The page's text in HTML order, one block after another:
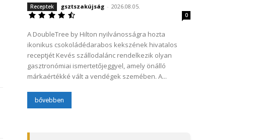
Receptek gsztszakújság - 2026.08.05.
0
A DoubleTree by Hilton nyilvánosságra hozta
ikonikus csokoládédarabos kekszének hivatalos
receptjét Kevés szállodalánc rendelkezik olyan
gasztronómiai ismertetőjeggyel, amely önálló
márkaértékké vált a vendégek szemében. A...
bővebben